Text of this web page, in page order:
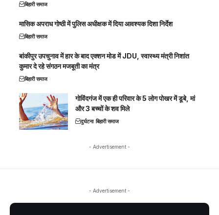
बिहारी समाज
मासिक अपराध गोष्ठी में पुलिस अधीक्षक में दिया आवश्यक दिशा निर्देश
बिहारी समाज
बांकीपुर उपचुनाव में हार के बाद एक्शन मोड में JDU, स्वास्थ्य मंत्री निशांत
कुमार दे रहे संगठन मजबूती का मंत्र
बिहारी समाज
गोविंदगंज में एक ही परिवार के 5 लोग पोखर में डूबे, मां
और 3 बच्चों के शव मिले
दुर्घटना बिहारी समाज
- Advertisement -
- Advertisement -